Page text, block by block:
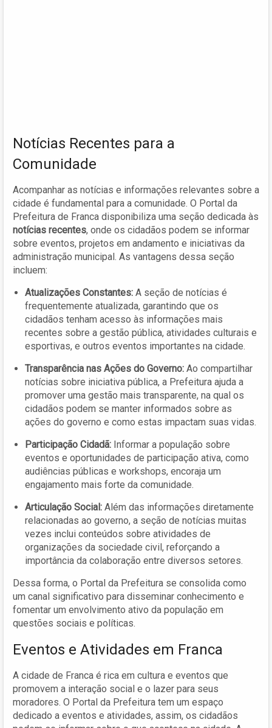
Notícias Recentes para a
Comunidade
Acompanhar as notícias e informações relevantes sobre a
cidade é fundamental para a comunidade. O Portal da
Prefeitura de Franca disponibiliza uma seção dedicada às
notícias recentes, onde os cidadãos podem se informar
sobre eventos, projetos em andamento e iniciativas da
administração municipal. As vantagens dessa seção
incluem:
Atualizações Constantes: A seção de notícias é
frequentemente atualizada, garantindo que os
cidadãos tenham acesso às informações mais
recentes sobre a gestão pública, atividades culturais e
esportivas, e outros eventos importantes na cidade.
Transparência nas Ações do Governo: Ao compartilhar
notícias sobre iniciativa pública, a Prefeitura ajuda a
promover uma gestão mais transparente, na qual os
cidadãos podem se manter informados sobre as
ações do governo e como estas impactam suas vidas.
Participação Cidadã: Informar a população sobre
eventos e oportunidades de participação ativa, como
audiências públicas e workshops, encoraja um
engajamento mais forte da comunidade.
Articulação Social: Além das informações diretamente
relacionadas ao governo, a seção de notícias muitas
vezes inclui conteúdos sobre atividades de
organizações da sociedade civil, reforçando a
importância da colaboração entre diversos setores.
Dessa forma, o Portal da Prefeitura se consolida como
um canal significativo para disseminar conhecimento e
fomentar um envolvimento ativo da população em
questões sociais e políticas.
Eventos e Atividades em Franca
A cidade de Franca é rica em cultura e eventos que
promovem a interação social e o lazer para seus
moradores. O Portal da Prefeitura tem um espaço
dedicado a eventos e atividades, assim, os cidadãos